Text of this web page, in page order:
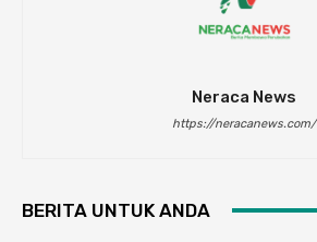
Neraca News
https://neracanews.com/
BERITA UNTUK ANDA